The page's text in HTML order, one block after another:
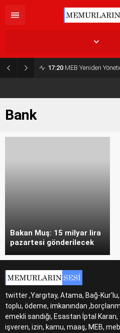
17:20 MEB Yeniden Yönetici
Bank
Bakan Muş: 15 milyar lira
pazartesi gönderilecek
twitter ,Yargıtay, Atama, Bağ-
toplu, ödeme, imkanından
emekli sandığı, Esastan İptal
işveren, izin, kamu, maaş, MEB,